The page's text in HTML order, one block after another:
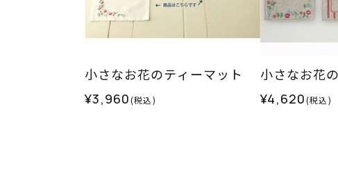
小さなお花のティーマット
¥3,960(税込)
小さなお花
¥4,620(税込)